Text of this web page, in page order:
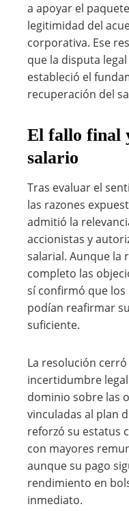
a apoyar el
legitimidad del
corporativa. Ese
que la disputa
estableció el
recuperación del
El fallo final
salario
Tras evaluar el
las razones
admitió la
accionistas y
salarial. Aunque la
completo las
sí confirmó que
podían reafirmar
suficiente.
La resolución
incertidumbre
dominio sobre las
vinculadas al plan
reforzó su estatus
con mayores
aunque su pago
rendimiento en
inmediato.